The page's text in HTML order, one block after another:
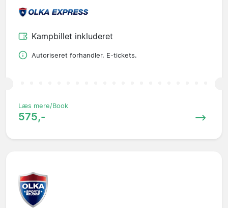
Kampbillet inkluderet
Autoriseret forhandler. E-tickets.
Læs mere/Book
575,-